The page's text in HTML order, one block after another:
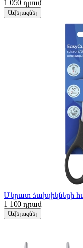
1 050 դրամ
Ավելացնել
Մկրատ ձախլիկների
1 100 դրամ
Ավելացնել